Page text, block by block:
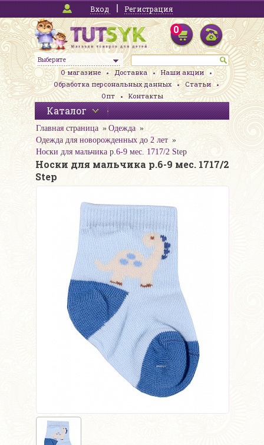
Вход Регистрация
Выберите
0
О магазине Доставка
Наши акции
Обработка персональных данных
Статьи
Опт
Контакты
Каталог
Главная страница
Одежда
Одежда для новорожденных до 2 лет
Носки для мальчика р.6-9 мес. 1717/2 Step
Носки для мальчика р.6-9 мес. 1717/2
Step